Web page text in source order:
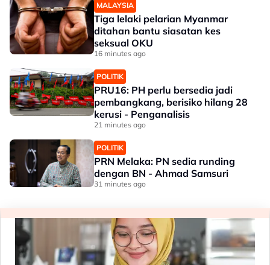
MALAYSIA
Tiga lelaki pelarian Myanmar
ditahan bantu siasatan kes
seksual OKU
16 minutes ago
POLITIK
PRU16: PH perlu bersedia jadi
pembangkang, berisiko hilang 28
kerusi - Penganalisis
21 minutes ago
POLITIK
PRN Melaka: PN sedia runding
dengan BN - Ahmad Samsuri
31 minutes ago